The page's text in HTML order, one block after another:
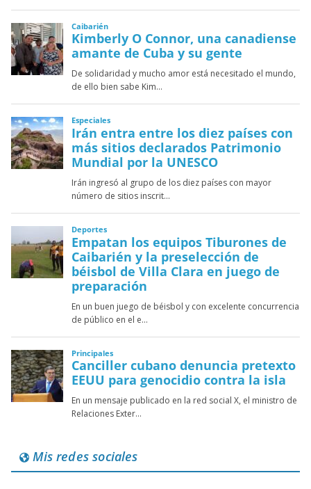
Mis redes sociales